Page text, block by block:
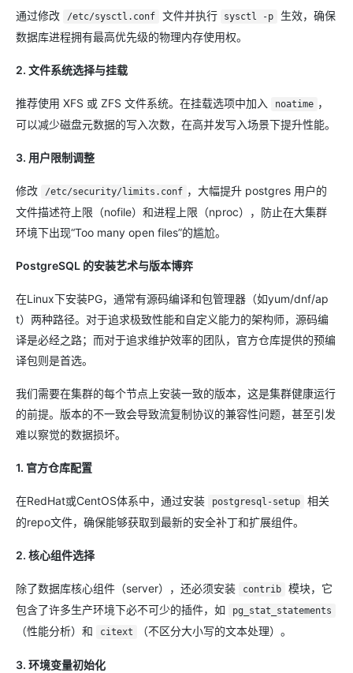
通过修改 /etc/sysctl.conf 文件并执行 sysctl -p
生效，确保
数据库进程拥有最高优先级的物理内存使用权。
2. 文件系统选择与挂载
推荐使用 XFS 或 ZFS 文件系统。在挂载选项中加入 noatime ，
可以减少磁盘元数据的写入次数，在高并发写入场景下提升性能。
3. 用户限制调整
修改 /etc/security/limits.conf ，大幅提升 postgres 用户的
文件描述符上限（nofile）和进程上限（nproc），防止在大集群
环境下出现“Too many open files”的尴尬。
PostgreSQL 的安装艺术与版本博弈
在Linux下安装PG，通常有源码编译和包管理器（如yum/dnf/ap
t）两种路径。对于追求极致性能和自定义能力的架构师，源码编
译是必经之路；而对于追求维护效率的团队，官方仓库提供的预编
译包则是首选。
我们需要在集群的每个节点上安装一致的版本，这是集群健康运行
的前提。版本的不一致会导致流复制协议的兼容性问题，甚至引发
难以察觉的数据损坏。
1. 官方仓库配置
在RedHat或CentOS体系中，通过安装 postgresql-setup
相关
的repo文件，确保能够获取到最新的安全补丁和扩展组件。
2. 核心组件选择
除了数据库核心组件（server），还必须安装 contrib
模块，它
包含了许多生产环境下必不可少的插件，如
pg_stat_statements
（性能分析）和 citext （不区分大小写的文本处理）。
3. 环境变量初始化